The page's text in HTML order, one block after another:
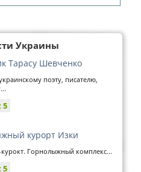
Украины
Тарасу Шевченко
поэту, писателю,
5
курорт Изки
курокт. Горнолыжный комплекс...
5